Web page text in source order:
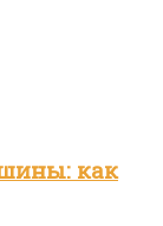
как